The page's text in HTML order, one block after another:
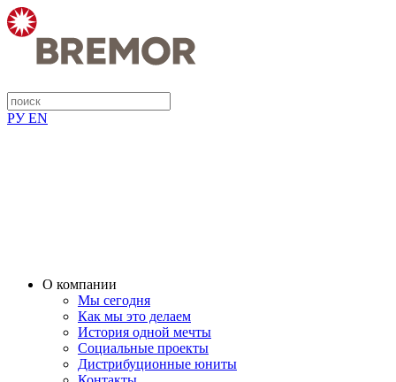
РУ EN
О компании
Мы сегодня
Как мы это делаем
История одной мечты
Социальные проекты
Дистрибуционные юниты